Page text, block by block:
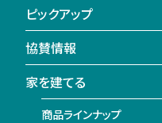
ピックアップ
協賛情報
家を建てる
商品ラインナップ